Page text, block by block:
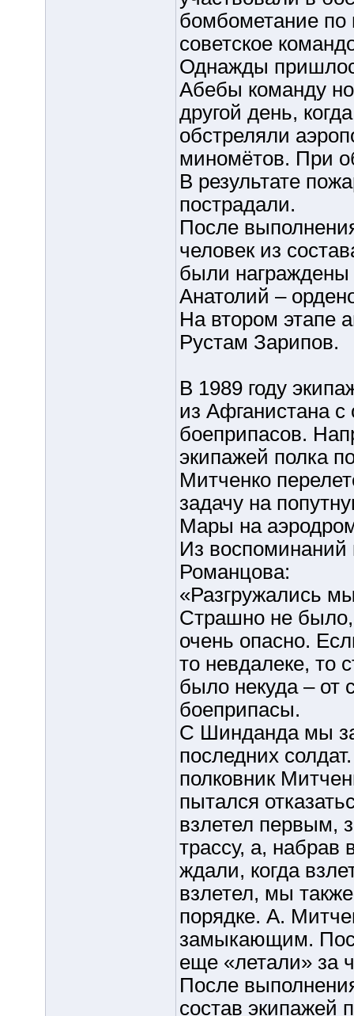
бомбометание по
советское
Однажды
Абебы команду
другой день,
обстреляли
миномётов. При
В результате
пострадали.
После
человек из
были
Анатолий –
На втором этапе
Рустам Зарипов.
В 1989 году
из Афганистана с
боеприпасов.
экипажей полка
Митченко
задачу на
Мары на
Из воспоминаний
Романцова:
«Разгружались
Страшно не
очень опасно.
то невдалеке, то
было некуда – от
боеприпасы.
С Шинданда мы
последних
полковник
пытался
взлетел первым,
трассу, а, набрав
ждали, когда
взлетел, мы
порядке. А.
замыкающим.
еще «летали» за
После
состав экипажей